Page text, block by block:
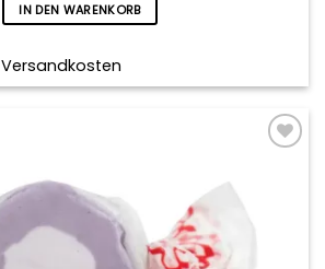
IN DEN WARENKORB
Versandkosten